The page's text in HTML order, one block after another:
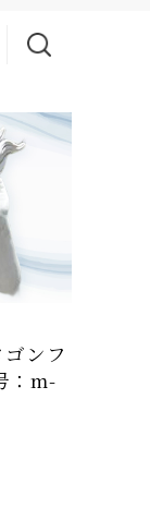
ンフ
：m-